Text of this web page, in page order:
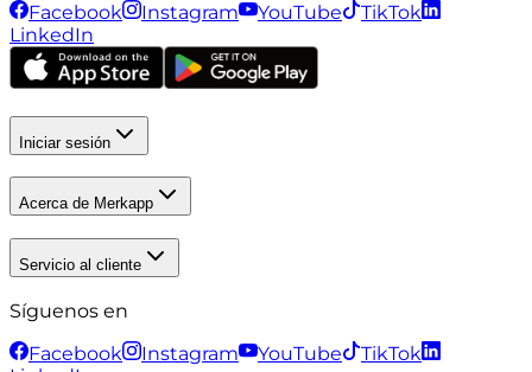
Facebook
Instagram YouTube
TikTok
LinkedIn
Iniciar sesión
Acerca de Merkapp
Servicio al cliente
Síguenos en
Facebook
Instagram YouTube
TikTok